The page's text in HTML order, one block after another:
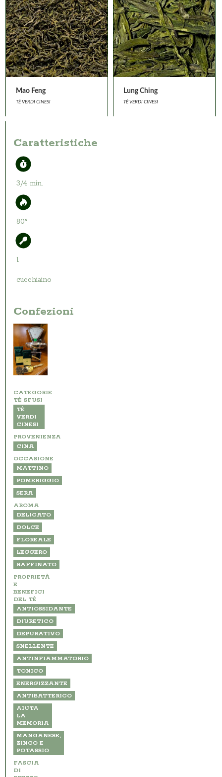
Mao Feng
TÈ VERDI CINESI
Lung Ching
TÈ VERDI CINESI
Caratteristiche
3/4 min.
80°
1
cucchiaino
Confezioni
CATEGORIE
TÈ SFUSI
TÈ
VERDI
CINESI
PROVENIENZA
CINA
OCCASIONE
MATTINO
POMERIGGIO
SERA
AROMA
DELICATO
DOLCE
FLOREALE
LEGGERO
RAFFINATO
PROPRIETÀ
E
BENEFICI
DEL TÈ
ANTIOSSIDANTE
DIURETICO
DEPURATIVO
SNELLENTE
ANTINFIAMMATORIO
TONICO
ENERGIZZANTE
ANTIBATTERICO
AIUTA
LA
MEMORIA
MANGANESE,
ZINCO E
POTASSIO
FASCIA
DI